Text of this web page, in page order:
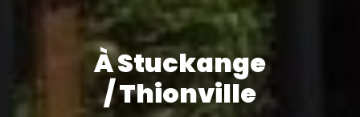
À Stuckange
/ Thionville